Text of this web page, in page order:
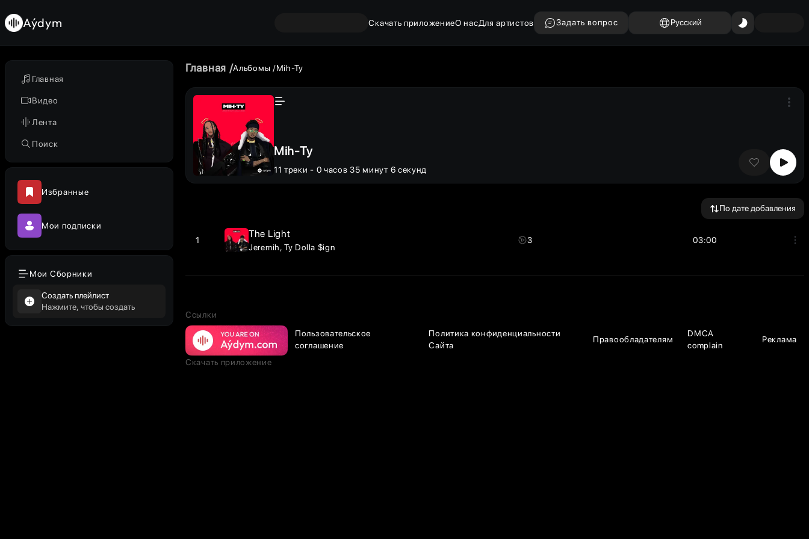
Главная
Видео
Лента
Поиск
Избранные
Мои подписки
Мои Сборники
Создать плейлист
Нажмите, чтобы создать
Aýdym Скачать приложениеО насДля артистов Задать вопрос Русский
Главная Альбомы Mih-Ty
Mih-Ty
11 треки - 0 часов 35 минут 6 секунд
По дате добавления
1
The Light
Jeremih Ty Dolla $ign
3 03:00
Ссылки
Пользовательское
соглашение
Политика конфиденциальности
Сайта
Правообладателям
DMCA
complain
Реклама
Скачать приложение